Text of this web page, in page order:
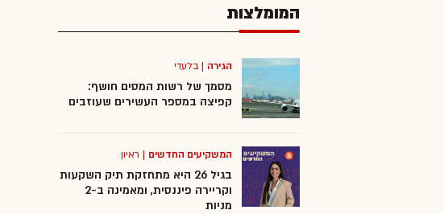
עלי חמינאי
המומלצות
הגירה |בלעדי
מסמך של רשות המסים חושף:
קפיצה במספר העשירים שעוזבים
המשקיעים החדשים | ראיון
בגיל 26 היא מתחזקת תיק השקעות
וקריירה פיננסית, ומאמינה ב-2
מניות